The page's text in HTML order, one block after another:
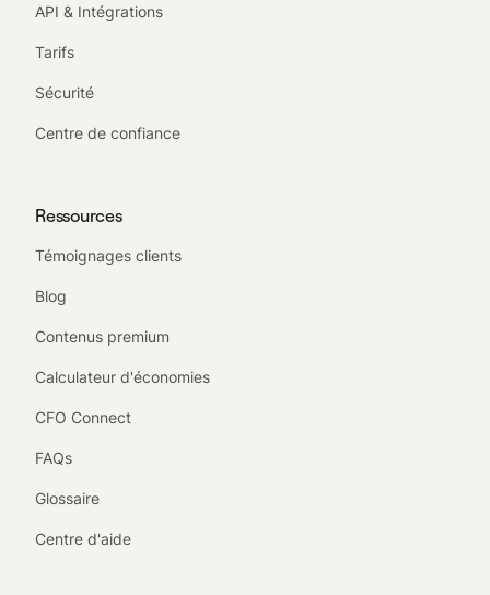
API & Intégrations
Tarifs
Sécurité
Centre de confiance
Ressources
Témoignages clients
Blog
Contenus premium
Calculateur d'économies
CFO Connect
FAQs
Glossaire
Centre d'aide